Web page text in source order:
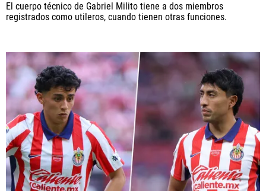
El cuerpo técnico de Gabriel Milito tiene a dos miembros
registrados como utileros, cuando tienen otras funciones.